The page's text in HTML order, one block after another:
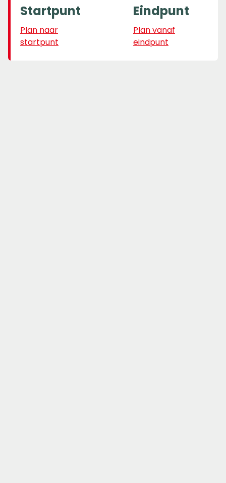
Startpunt
Plan naar
startpunt
Eindpunt
Plan vanaf
eindpunt